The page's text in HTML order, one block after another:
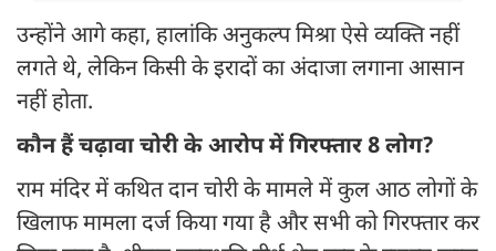
उन्होंने आगे कहा, हालांकि अनुकल्प मिश्रा ऐसे व्यक्ति नहीं
लगते थे, लेकिन किसी के इरादों का अंदाजा लगाना आसान
नहीं होता.
कौन हैं चढ़ावा चोरी के आरोप में गिरफ्तार 8 लोग?
राम मंदिर में कथित दान चोरी के मामले में कुल आठ लोगों के
खिलाफ मामला दर्ज किया गया है और सभी को गिरफ्तार कर